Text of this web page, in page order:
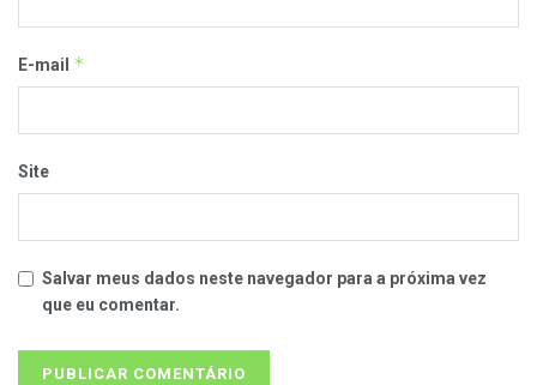
E-mail *
Site
Salvar meus dados neste navegador para a próxima vez
que eu comentar.